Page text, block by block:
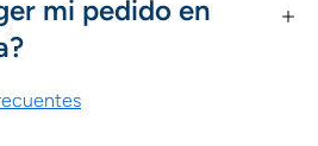
mi pedido en